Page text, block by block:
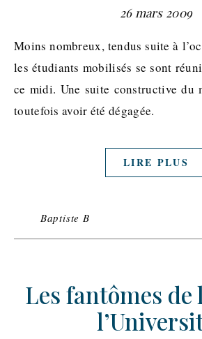
26 mars 2009
Moins nombreux, tendus suite à l’occupation de mardi,
les étudiants mobilisés se sont
ce midi. Une suite constructive du
toutefois avoir été dégagée.
LIRE PLUS
Baptiste B
Les fantômes de